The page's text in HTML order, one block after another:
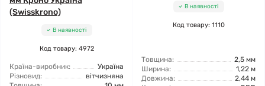
(Swisskrono)
В наявності
Код товару: 4972
Країна-виробник:
Україна
Різновид:
вітчизняна
В наявності
Код товару: 1110
Товщина:
2,5 мм
Ширина:
1,22 м
Довжина:
2,44 м